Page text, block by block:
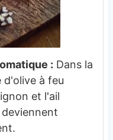
: Dans la
à feu
et l'ail